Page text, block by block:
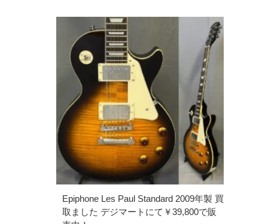
Epiphone Les Paul Standard 2009年製 買
取ました デジマートにて￥39,800で販